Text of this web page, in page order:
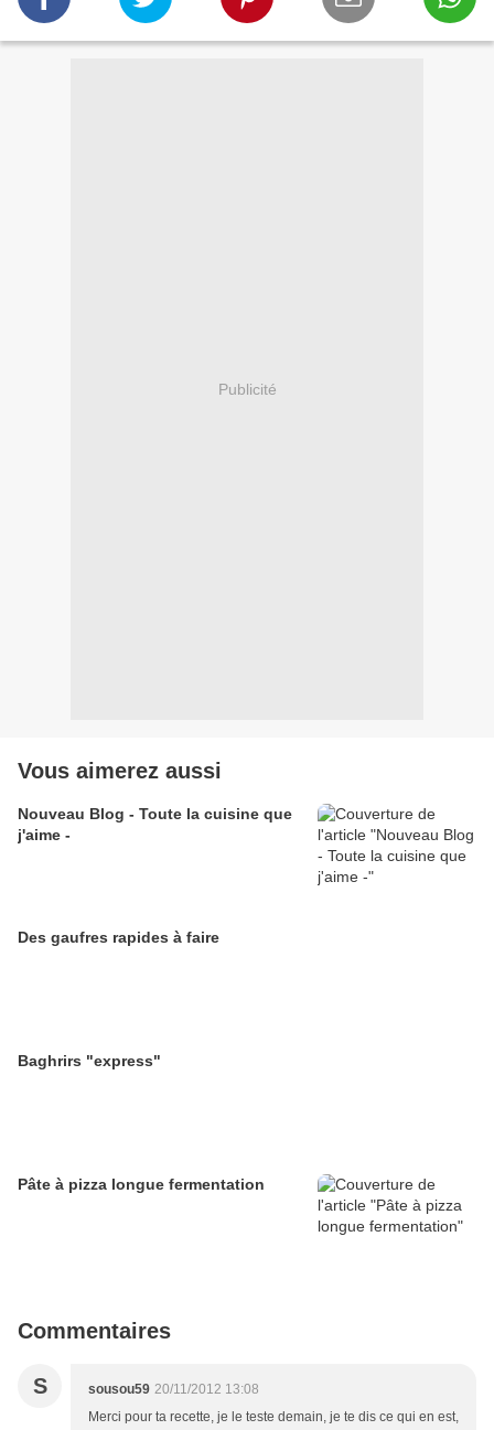
Publicité
Vous aimerez aussi
Nouveau Blog - Toute la cuisine que
j'aime -
Des gaufres rapides à faire
Baghrirs "express"
Pâte à pizza longue fermentation
Commentaires
S sousou59 20/11/2012 13:08
Merci pour ta recette, je le teste demain, je te dis ce qui en est,